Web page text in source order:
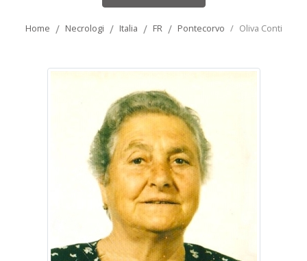
Home Necrologi Italia FR Pontecorvo Oliva Conti